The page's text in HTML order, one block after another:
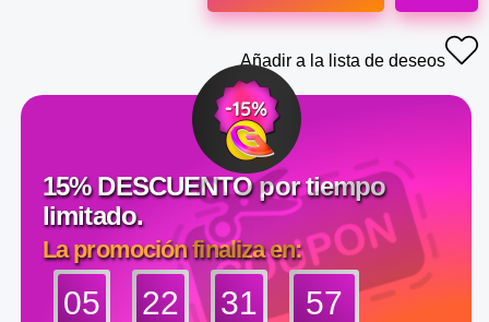
Añadir a la lista de deseos
15% DESCUENTO por tiempo
limitado.
La promoción finaliza en:
05 22 31 56